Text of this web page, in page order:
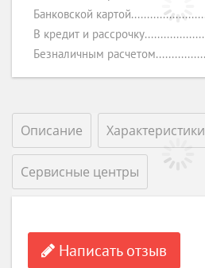
Банковской картой
В кредит и рассрочку
Безналичным расчетом
Описание Характеристики
Сервисные центры
Написать отзыв